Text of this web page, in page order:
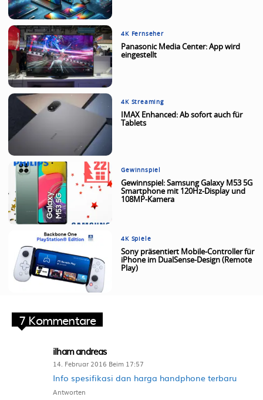
4K Fernseher
Panasonic Media Center: App wird
eingestellt
4K Streaming
IMAX Enhanced: Ab sofort auch für
Tablets
Gewinnspiel
Gewinnspiel: Samsung Galaxy M53 5G
Smartphone mit 120Hz-Display und
108MP-Kamera
4K Spiele
Sony präsentiert Mobile-Controller für
iPhone im DualSense-Design (Remote
Play)
7 Kommentare
ilham andreas
14. Februar 2016 Beim 17:57
Info spesifikasi dan harga handphone terbaru
Antworten